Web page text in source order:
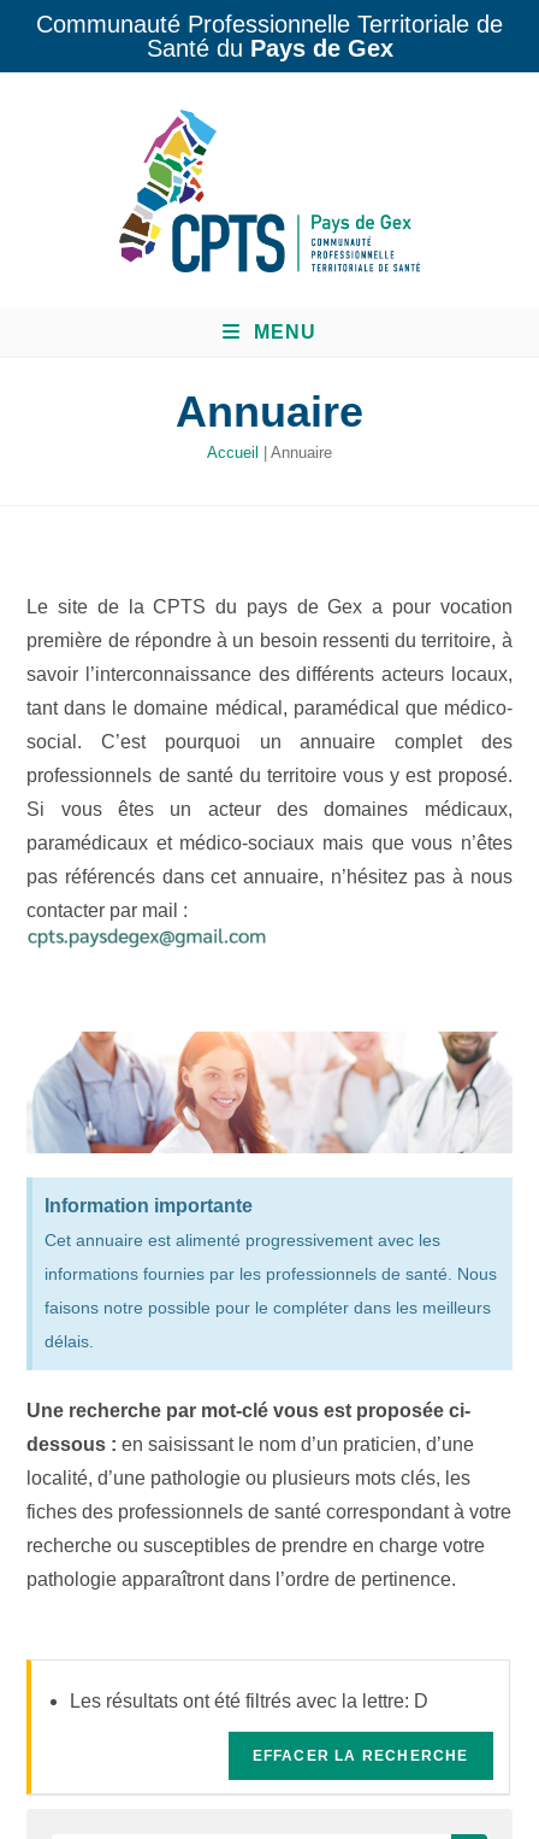
Communauté Professionnelle Territoriale de
Santé du Pays de Gex
MENU
Annuaire
Accueil | Annuaire
Le site de la CPTS du pays de Gex a pour vocation
première de répondre à un besoin ressenti du territoire, à
savoir l’interconnaissance des différents acteurs locaux,
tant dans le domaine médical, paramédical que médico-
social. C’est pourquoi un annuaire complet des
professionnels de santé du territoire vous y est proposé.
Si vous êtes un acteur des domaines médicaux,
paramédicaux et médico-sociaux mais que vous n’êtes
pas référencés dans cet annuaire, n’hésitez pas à nous
contacter par mail :
Information importante
Cet annuaire est alimenté progressivement avec les
informations fournies par les professionnels de santé. Nous
faisons notre possible pour le compléter dans les meilleurs
délais.
Une recherche par mot-clé vous est proposée ci-
dessous : en saisissant le nom d’un praticien, d’une
localité, d’une pathologie ou plusieurs mots clés, les
fiches des professionnels de santé correspondant à votre
recherche ou susceptibles de prendre en charge votre
pathologie apparaîtront dans l’ordre de pertinence.
Les résultats ont été filtrés avec la lettre: D
EFFACER LA RECHERCHE